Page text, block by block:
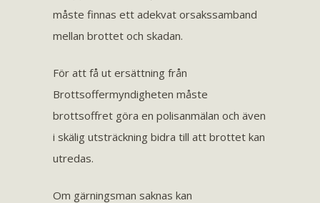
måste finnas ett adekvat orsakssamband
mellan brottet och skadan.
För att få ut ersättning från
Brottsoffermyndigheten måste
brottsoffret göra en polisanmälan och även
i skälig utsträckning bidra till att brottet kan
utredas.
Om gärningsman saknas kan